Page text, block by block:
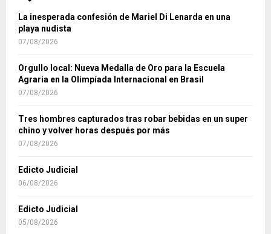
La inesperada confesión de Mariel Di Lenarda en una
playa nudista
07/08/2026
Orgullo local: Nueva Medalla de Oro para la Escuela
Agraria en la Olimpíada Internacional en Brasil
07/08/2026
Tres hombres capturados tras robar bebidas en un super
chino y volver horas después por más
07/08/2026
Edicto Judicial
06/08/2026
Edicto Judicial
05/08/2026